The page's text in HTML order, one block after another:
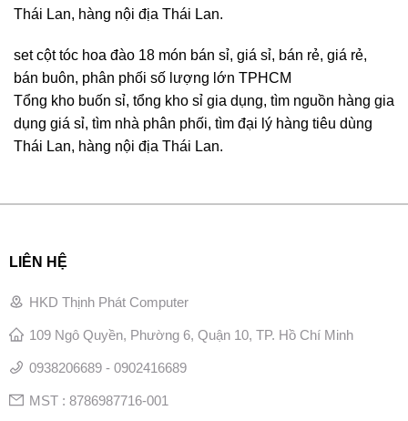
Thái Lan, hàng nội địa Thái Lan.
set cột tóc hoa đào 18 món bán sỉ, giá sỉ, bán rẻ, giá rẻ,
bán buôn, phân phối số lượng lớn TPHCM
Tổng kho buốn sỉ, tổng kho sỉ gia dụng, tìm nguồn hàng gia
dụng giá sỉ, tìm nhà phân phối, tìm đại lý hàng tiêu dùng
Thái Lan, hàng nội địa Thái Lan.
LIÊN HỆ
HKD Thịnh Phát Computer
109 Ngô Quyền, Phường 6, Quận 10, TP. Hồ Chí Minh
0938206689 - 0902416689
MST : 8786987716-001